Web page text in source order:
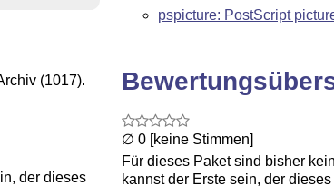
(1017).
der dieses
pspicture: PostScript
∅ 0 [keine Stimmen]
Für dieses Paket sind bisher
kannst der Erste sein, der